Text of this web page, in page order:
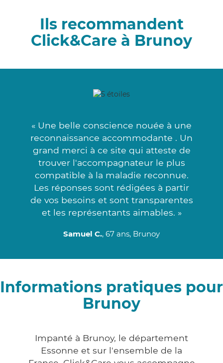
Ils recommandent
Click&Care à Brunoy
« Une belle conscience nouée à une
reconnaissance accommodante . Un
grand merci à ce site qui atteste de
trouver l'accompagnateur le plus
compatible à la maladie reconnue.
Les réponses sont rédigées à partir
de vos besoins et sont transparentes
et les représentants aimables. »
Samuel C., 67 ans, Brunoy
Informations pratiques pour
Brunoy
Impanté à Brunoy, le département
Essonne et sur l'ensemble de la